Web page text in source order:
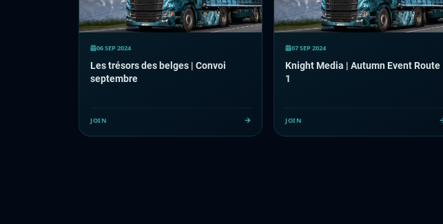
06 SEP 2024
Les trésors des belges | Convoi
septembre
JOIN
07 SEP 2024
Knight Media | Autumn Event Route
1
JOIN